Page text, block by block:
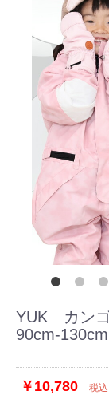
YUK カン
90cm-130cm
￥10,780 税込